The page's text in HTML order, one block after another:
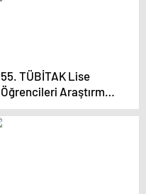
55. TÜBİTAK Lise
Öğrencileri Araştırma
Projeleri Yarışmaları
Erzurum Bölge Finali